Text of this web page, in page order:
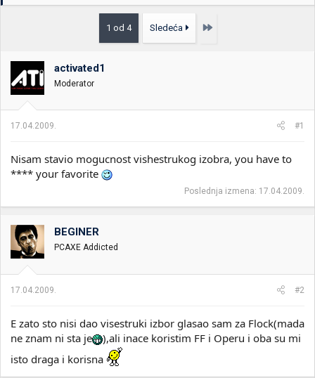
1 od 4 Sledeća Poslednja
activated1
Moderator
17.04.2009. #1
Nisam stavio mogucnost vishestrukog izobra, you have to
**** your favorite
Poslednja izmena: 17.04.2009.
BEGINER
PCAXE Addicted
17.04.2009. #2
E zato sto nisi dao visestruki izbor glasao sam za Flock(mada
ne znam ni sta je
),ali inace koristim FF i Operu i oba su mi
isto draga i korisna